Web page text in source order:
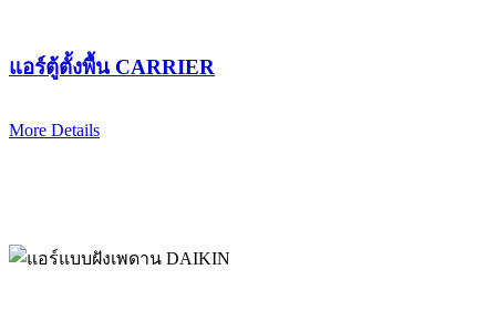
แอร์ตู้ตั้งพื้น CARRIER
More Details